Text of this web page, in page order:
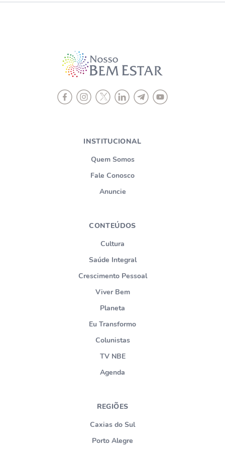
INSTITUCIONAL
Quem Somos
Fale Conosco
Anuncie
CONTEÚDOS
Cultura
Saúde Integral
Crescimento Pessoal
Viver Bem
Planeta
Eu Transformo
Colunistas
TV NBE
Agenda
REGIÕES
Caxias do Sul
Porto Alegre